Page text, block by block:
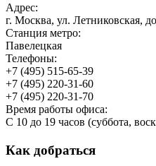
Адрес:
г. Москва, ул. Летниковская,
Станция метро:
Павелецкая
Телефоны:
+7 (495) 515-65-39
+7 (495) 220-31-60
+7 (495) 220-31-70
Время работы офиса:
С 10 до 19 часов (суббота,
Как добраться